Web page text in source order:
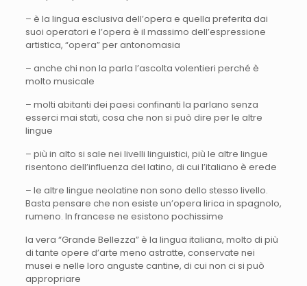
– è la lingua esclusiva dell’opera e quella preferita dai
suoi operatori e l’opera è il massimo dell’espressione
artistica, “opera” per antonomasia
– anche chi non la parla l’ascolta volentieri perché è
molto musicale
– molti abitanti dei paesi confinanti la parlano senza
esserci mai stati, cosa che non si può dire per le altre
lingue
– più in alto si sale nei livelli linguistici, più le altre lingue
risentono dell’influenza del latino, di cui l’italiano è erede
– le altre lingue neolatine non sono dello stesso livello.
Basta pensare che non esiste un’opera lirica in spagnolo,
rumeno. In francese ne esistono pochissime
la vera “Grande Bellezza” è la lingua italiana, molto di più
di tante opere d’arte meno astratte, conservate nei
musei e nelle loro anguste cantine, di cui non ci si può
appropriare